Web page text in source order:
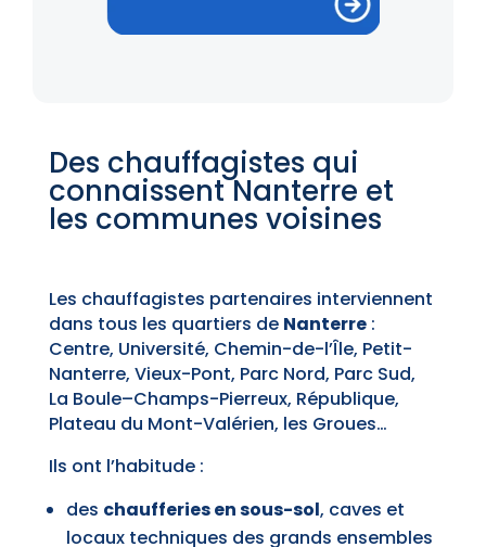
Des chauffagistes qui
connaissent Nanterre et
les communes voisines
Les chauffagistes partenaires interviennent
dans tous les quartiers de Nanterre:
Centre, Université, Chemin-de-l’Île, Petit-
Nanterre, Vieux-Pont, Parc Nord, Parc Sud,
La Boule–Champs-Pierreux, République,
Plateau du Mont-Valérien, les Groues…
Ils ont l’habitude :
des chaufferies en sous-sol, caves et
locaux techniques des grands ensembles